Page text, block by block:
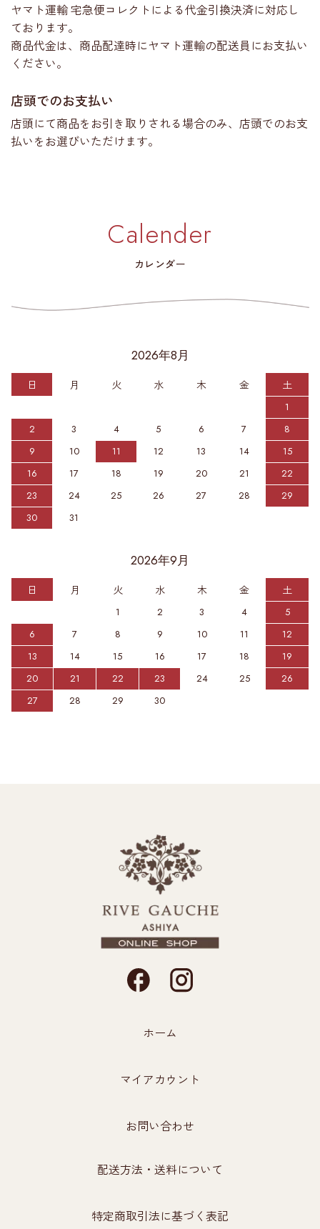
ヤマト運輸 宅急便コレクトによる代金引換決済に対応し
ております。
商品代金は、商品配達時にヤマト運輸の配送員にお支払い
ください。
店頭でのお支払い
店頭にて商品をお引き取りされる場合のみ、店頭でのお支
払いをお選びいただけます。
Calender
カレンダー
2026年8月
日 月 火 水 木 金 土
1
2
3 4 5 6 7
8
9
10 11 12 13 14
15
16
17 18 19 20 21
22
23
24 25 26 27 28
29
30
31
2026年9月
日 月 火 水 木 金 土
1 2 3 4
5
6
7 8 9 10 11
12
13
14 15 16 17 18
19
20
21 22 23 24 25
26
27
28 29 30
ホーム
マイアカウント
お問い合わせ
配送方法・送料について
特定商取引法に基づく表記